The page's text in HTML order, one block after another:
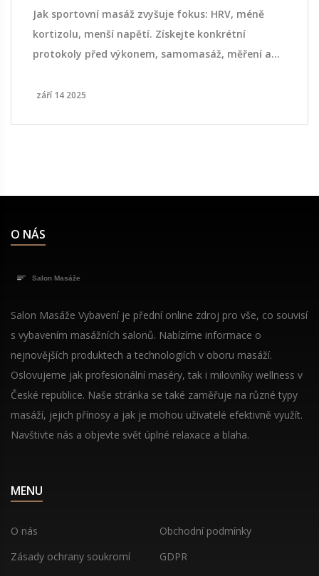
Jak sportovní masáž zvyšuje fokus: HRV, méně
kortizolu, menší napětí. Získejte konkrétní
protokoly před výkonem, samomasáž, měření a
září 14 2025
O NÁS
Salon Masáže Vybavení je přední online zdroj pro vše, co souvisí
s vybavením masážních salonů. Nabízíme informace o
nejnovějších produktech a technologiích v oboru masáží.
Oslovujeme jak profesionální maséry, tak i milovníky wellness v
České republice. Naše stránka se také zaměřuje na různé typy
masáží, jejich přínosy a jak je mohou uživatelé efektivně využít.
Navštivte nás a objevte svět úplné relaxace a blaha.
MENU
O nás
Obchodní podmínky
Zásady ochrany soukromí
GDPR